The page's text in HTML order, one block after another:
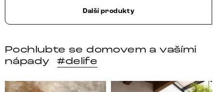
Další produkty
Pochlubte se domovem a vašími
nápady
#delife
DELIFE – Nábytek, který promění dům v domov. Domo
Místo, kam se budeš těšit